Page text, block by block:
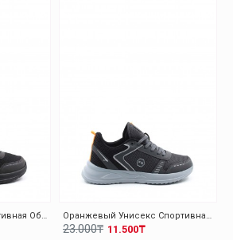
Черный Унисекс Спортивная Обувь 140XA5310 Оранжевый Унисекс Спортивная Обувь 140XA5310
11.500₸
23.000₸